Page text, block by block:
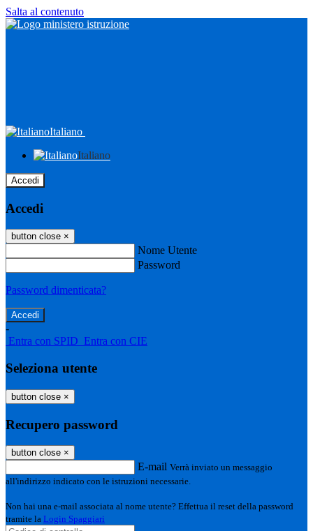
Salta al contenuto
Italiano
Italiano
Accedi
Accedi
button close ×
Nome Utente
Password
Password dimenticata?
-
Entra con SPID Entra con CIE
Seleziona utente
button close ×
Recupero password
button close ×
E-mail Verrà inviato un messaggio
all'indirizzo indicato con le istruzioni necessarie.
Non hai una e-mail associata al nome utente? Effettua il reset della password
tramite la Login Spaggiari